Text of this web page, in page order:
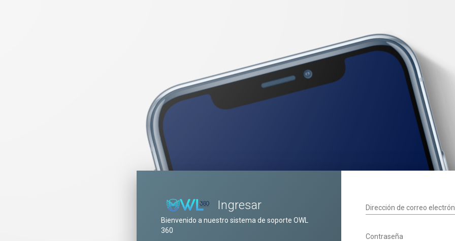
Ingresar
Bienvenido a nuestro sistema de soporte OWL
360
Dirección de correo
Contraseña